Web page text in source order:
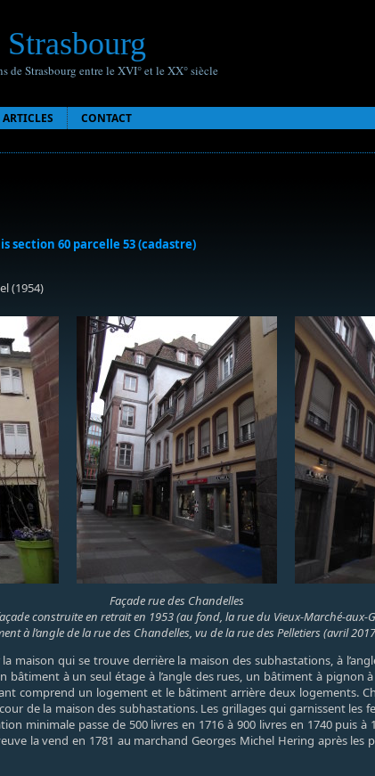
de Strasbourg entre le XVI° et le XX° siècle
ARTICLES CONTACT
section 60 parcelle 53 (cadastre)
(1954)
Façade rue des Chandelles
construite en retrait en 1953 (au fond, la rue du Vieux-Marché-aux-
à l’angle de la rue des Chandelles, vu de la rue des Pelletiers (avril
maison qui se trouve derrière la maison des subhastations, à
bâtiment à un seul étage à l’angle des rues, un bâtiment à pignon
comprend un logement et le bâtiment arrière deux logements.
de la maison des subhastations. Les grillages qui garnissent les
minimale passe de 500 livres en 1716 à 900 livres en 1740 puis à
la vend en 1781 au marchand Georges Michel Hering après les